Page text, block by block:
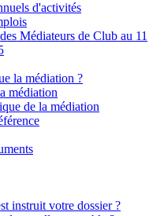
d'activités
la médiation ?
médiation
de la médiation
instruit votre dossier ?